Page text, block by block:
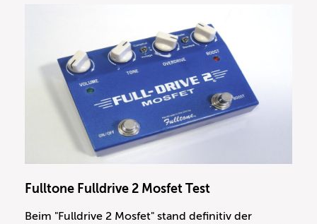
Fulltone Fulldrive 2 Mosfet Test
Beim "Fulldrive 2 Mosfet" stand definitiv der